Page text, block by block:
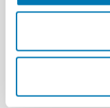
Uffici
Politici
Intranet, posta